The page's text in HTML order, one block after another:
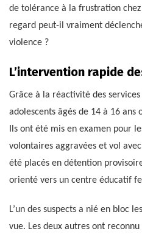
de tolérance à la frustration
regard peut-il vraiment
violence ?
L’intervention rapide
Grâce à la réactivité des
adolescents âgés de 14 à 16
Ils ont été mis en examen pour
volontaires aggravées et vol
été placés en détention
orienté vers un centre éducatif
L’un des suspects a nié en bloc
vue. Les deux autres ont